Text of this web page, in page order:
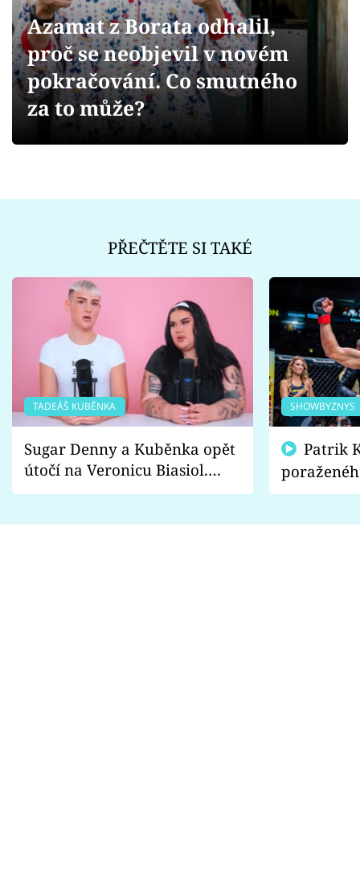
Videa
Sledujte prima+
Azamat z Borata odhalil,
proč se neobjevil v novém
pokračování. Co smutného
za to může?
PŘEČTĚTE SI TAKÉ
TADEÁŠ KUBĚNKA
Sugar Denny a Kuběnka opět
útočí na Veronicu Biasiol.
Proč je podle nich falešná a
SHOWBYZNYS
fanoušci